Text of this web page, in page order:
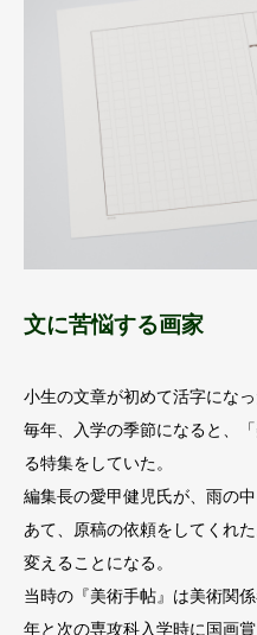
文に苦悩する画家
小生の文章が初めて活字にな
毎年、入学の季節になると、
る特集をしていた。
編集長の愛甲健児氏が、雨の
あて、原稿の依頼をしてくれ
変えることになる。
当時の『美術手帖』は美術関
年と次の専攻科入学時に国画